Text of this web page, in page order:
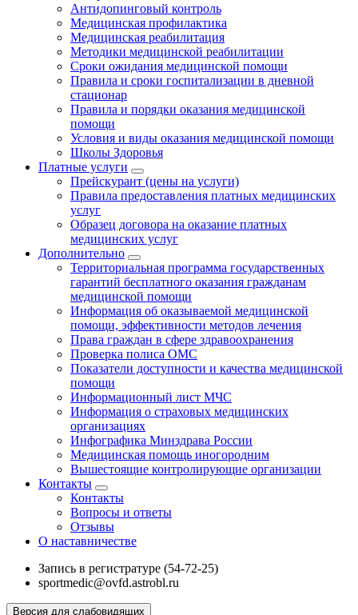
Антидопинговый контроль
Медицинская профилактика
Медицинская реабилитация
Методики медицинской реабилитации
Сроки ожидания медицинской помощи
Правила и сроки госпитализации в дневной
стационар
Правила и порядки оказания медицинской
помощи
Условия и виды оказания медицинской помощи
Школы Здоровья
Платные услуги
Прейскурант (цены на услуги)
Правила предоставления платных медицинских
услуг
Образец договора на оказание платных
медицинских услуг
Дополнительно
Территориальная программа государственных
гарантий бесплатного оказания гражданам
медицинской помощи
Информация об оказываемой медицинской
помощи, эффективности методов лечения
Права граждан в сфере здравоохранения
Проверка полиса ОМС
Показатели доступности и качества медицинской
помощи
Информационный лист МЧС
Информация о страховых медицинских
организациях
Инфографика Минздрава России
Медицинская помощь иногородним
Вышестоящие контролирующие организации
Контакты
Контакты
Вопросы и ответы
Отзывы
О наставничестве
Запись в регистратуре (54-72-25)
sportmedic@ovfd.astrobl.ru
Версия для слабовидящих